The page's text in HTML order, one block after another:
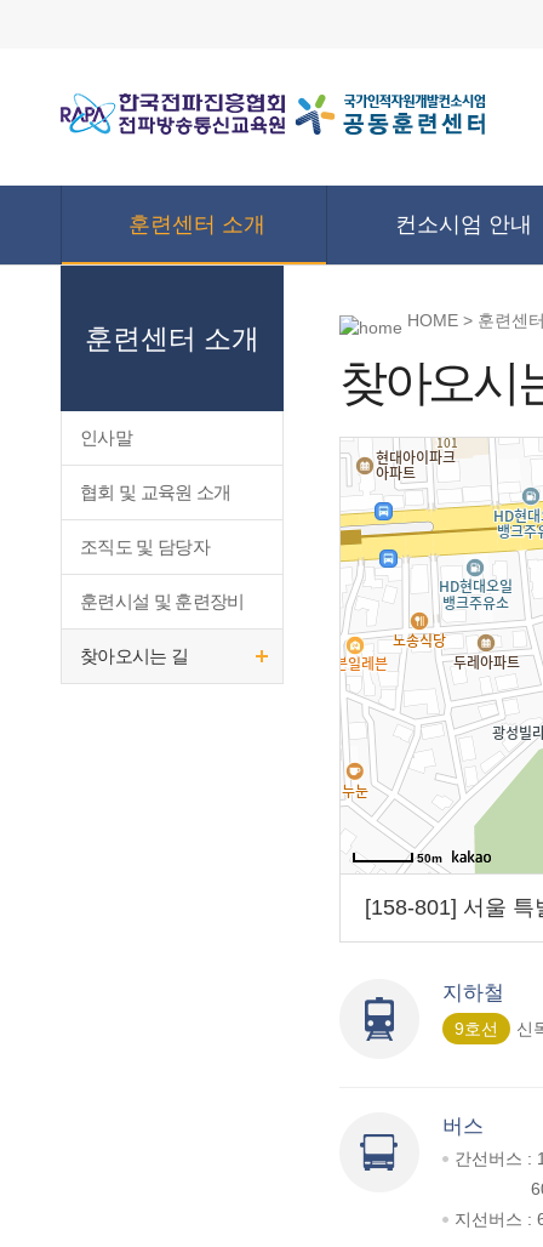
훈련센터 소개 컨소시엄 안내
훈련센터 소개
인사말
협회 및 교육원 소개
조직도 및 담당자
훈련시설 및 훈련장비
찾아오시는 길
HOME > 훈련센
찾아오시
50m
[158-801] 서울
지하철
9호선 신
버스
간선버스 :
지선버스 :